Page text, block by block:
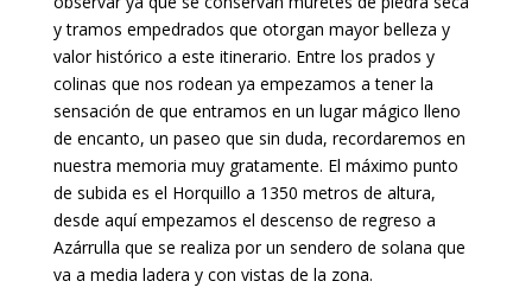
y tramos empedrados que otorgan mayor belleza y
valor histórico a este itinerario. Entre los prados y
colinas que nos rodean ya empezamos a tener la
sensación de que entramos en un lugar mágico lleno
de encanto, un paseo que sin duda, recordaremos en
nuestra memoria muy gratamente. El máximo punto
de subida es el Horquillo a 1350 metros de altura,
desde aquí empezamos el descenso de regreso a
Azárrulla que se realiza por un sendero de solana que
va a media ladera y con vistas de la zona.